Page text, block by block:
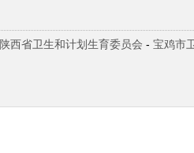
陕西省卫生和计划生育委员会 - 宝鸡市